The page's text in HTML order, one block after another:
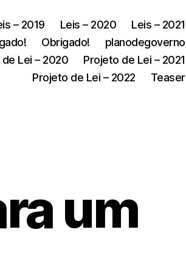
– 2019 Leis – 2020
Leis – 2021
Obrigado!
planodegoverno
Lei – 2020
Projeto de Lei – 2021
Projeto de Lei – 2022
Teaser
um